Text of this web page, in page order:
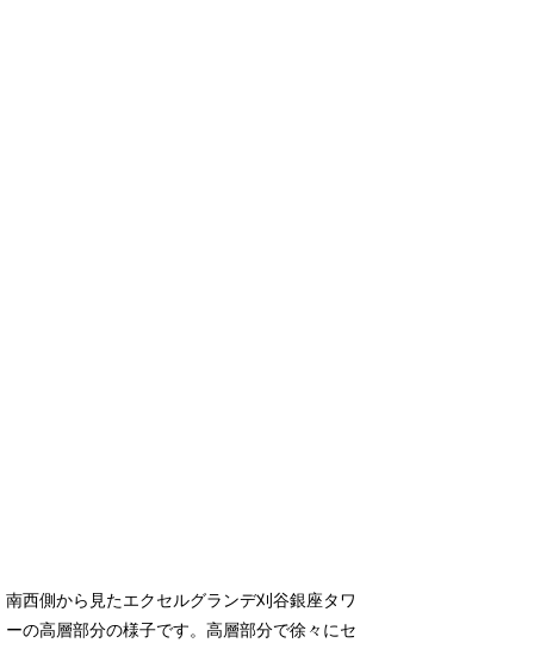
南西側から見たエクセルグランデ刈谷銀座タワ
ーの高層部分の様子です。高層部分で徐々にセ